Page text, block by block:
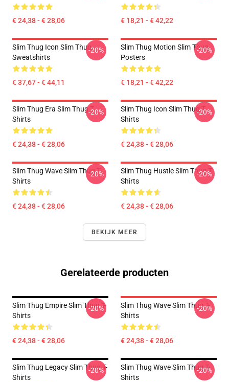
€ 24,38 - € 28,06 € 18,21 - € 42,22
Slim Thug Icon Slim Thug
Sweatshirts
€ 37,67 - € 44,11
-20%
Slim Thug Motion Slim Thug
Posters
€ 18,21 - € 42,22
-20%
Slim Thug Era Slim Thug T-
Shirts
€ 24,38 - € 28,06
-20%
Slim Thug Icon Slim Thug T-
Shirts
€ 24,38 - € 28,06
-20%
Slim Thug Wave Slim Thug T-
Shirts
€ 24,38 - € 28,06
-20%
Slim Thug Hustle Slim Thug T-
Shirts
€ 24,38 - € 28,06
-20%
BEKIJK MEER
Gerelateerde producten
Slim Thug Empire Slim Thug T-
Shirts
€ 24,38 - € 28,06
-20%
Slim Thug Wave Slim Thug T-
Shirts
€ 24,38 - € 28,06
-20%
Slim Thug Legacy Slim Thug T-
Shirts
-20%
Slim Thug Wave Slim Thug T-
Shirts
-20%